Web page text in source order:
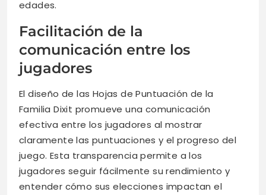
edades.
Facilitación de la
comunicación entre los
jugadores
El diseño de las Hojas de Puntuación de la
Familia Dixit promueve una comunicación
efectiva entre los jugadores al mostrar
claramente las puntuaciones y el progreso del
juego. Esta transparencia permite a los
jugadores seguir fácilmente su rendimiento y
entender cómo sus elecciones impactan el